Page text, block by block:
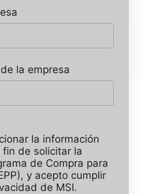
la empresa
la información
fin de solicitar la
de Compra para
y acepto cumplir
de MSI.